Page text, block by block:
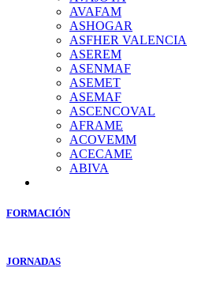
AVAFAM
ASHOGAR
ASFHER VALENCIA
ASEREM
ASENMAF
ASEMET
ASEMAF
ASCENCOVAL
AFRAME
ACOVEMM
ACECAME
ABIVA
FORMACIÓN
JORNADAS